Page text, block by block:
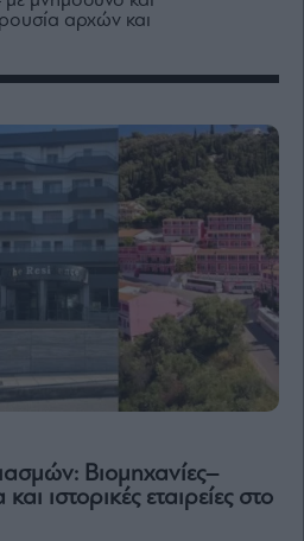
αρχών και
Βιομηχανίες–
ιστορικές εταιρείες στο